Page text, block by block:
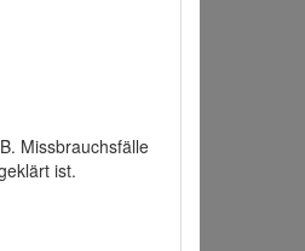
Missbrauchsfälle
ist.